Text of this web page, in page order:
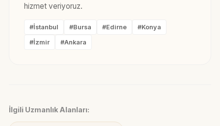
hizmet veriyoruz.
#İstanbul #Bursa #Edirne #Konya
#İzmir #Ankara
İlgili Uzmanlık Alanları: